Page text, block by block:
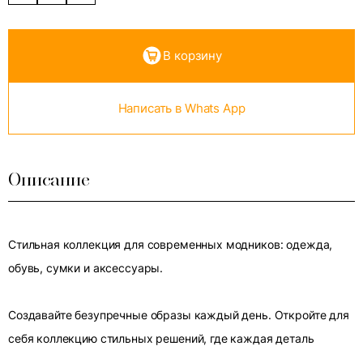
В корзину
Написать в Whats App
Описание
Стильная коллекция для современных модников: одежда,
обувь, сумки и аксессуары.
Создавайте безупречные образы каждый день. Откройте для
себя коллекцию стильных решений, где каждая деталь